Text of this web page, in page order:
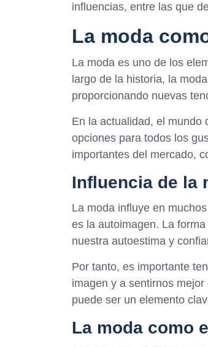
influencias, entre las que
La moda
La moda es uno de los
largo de la historia, la
proporcionando nuevas
En la actualidad, el mundo
opciones para todos los
importantes del mercado,
Influencia de la
La moda influye en
es la autoimagen. La
nuestra autoestima y
Por tanto, es importante
imagen y a sentirnos
puede ser un elemento
La moda como